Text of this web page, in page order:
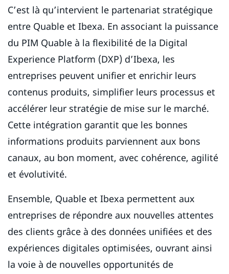
C’est là qu’intervient le partenariat stratégique
entre Quable et Ibexa. En associant la puissance
du PIM Quable à la flexibilité de la Digital
Experience Platform (DXP) d’Ibexa, les
entreprises peuvent unifier et enrichir leurs
contenus produits, simplifier leurs processus et
accélérer leur stratégie de mise sur le marché.
Cette intégration garantit que les bonnes
informations produits parviennent aux bons
canaux, au bon moment, avec cohérence, agilité
et évolutivité.
Ensemble, Quable et Ibexa permettent aux
entreprises de répondre aux nouvelles attentes
des clients grâce à des données unifiées et des
expériences digitales optimisées, ouvrant ainsi
la voie à de nouvelles opportunités de